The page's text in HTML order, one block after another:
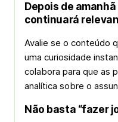
Depois de
continuará
Avalie se o conteúdo
uma curiosidade
colabora para que as
analítica sobre o
Não basta “fazer